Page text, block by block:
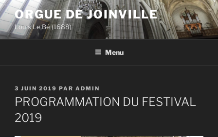
Aller
au
contenu
principal
ORGUE DE JOINVILLE
Louis Le Bé (1688)
Menu
PUBLIÉ
LE
3 JUIN 2019 PAR ADMIN
PROGRAMMATION DU FESTIVAL
2019